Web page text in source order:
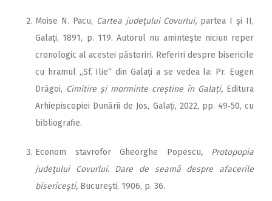
Moise N. Pacu, Cartea judeţului Covurlui, partea I şi II,
Galaţi, 1891, p. 119. Autorul nu aminteşte niciun reper
cronologic al acestei păstoriri. Referiri despre bisericile
cu hramul „Sf. Ilie“ din Galați a se vedea la: Pr. Eugen
Drăgoi, Cimitire și morminte creștine în Galați, Editura
Arhiepiscopiei Dunării de Jos, Galați, 2022, pp. 49‑50, cu
bibliografie.
Econom stavrofor Gheorghe Popescu, Protopopia
judeţului Covurlui. Dare de seamă despre afacerile
bisericeşti, Bucureşti, 1906, p. 36.